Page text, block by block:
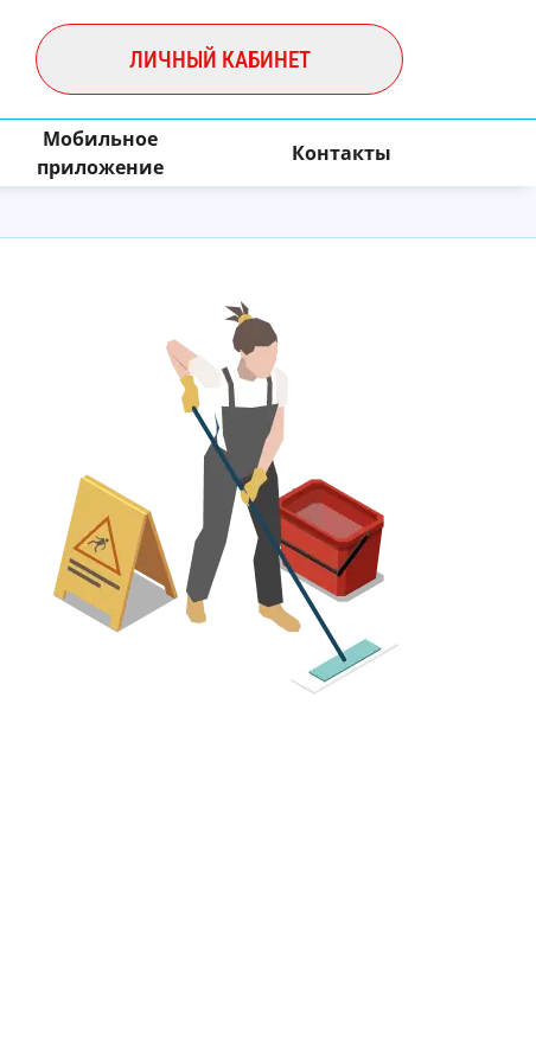
ЛИЧНЫЙ КАБИНЕТ
Мобильное
приложение
Контакты